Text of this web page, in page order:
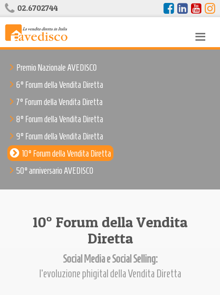
02.6702744
Premio Nazionale AVEDISCO
6° Forum della Vendita Diretta
7° Forum della Vendita Diretta
8° Forum della Vendita Diretta
9° Forum della Vendita Diretta
10° Forum della Vendita Diretta
50° anniversario AVEDISCO
10° Forum della Vendita
Diretta
Social Media e Social Selling:
l'evoluzione phigital della Vendita Diretta